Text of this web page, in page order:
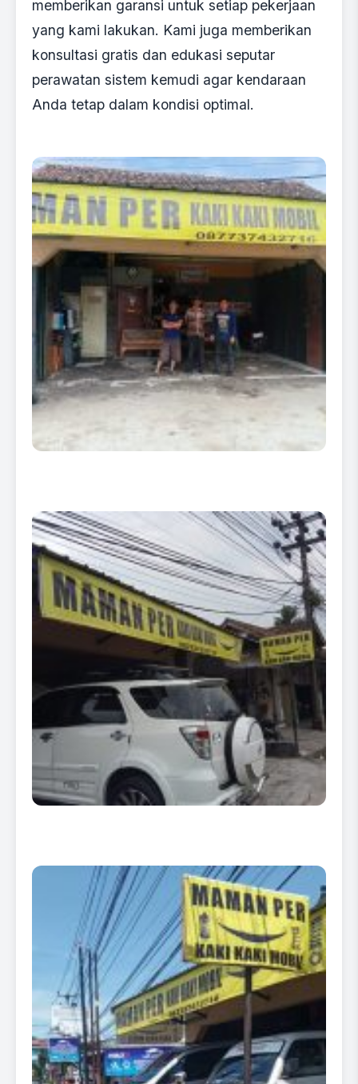
memberikan garansi untuk setiap pekerjaan
yang kami lakukan. Kami juga memberikan
konsultasi gratis dan edukasi seputar
perawatan sistem kemudi agar kendaraan
Anda tetap dalam kondisi optimal.